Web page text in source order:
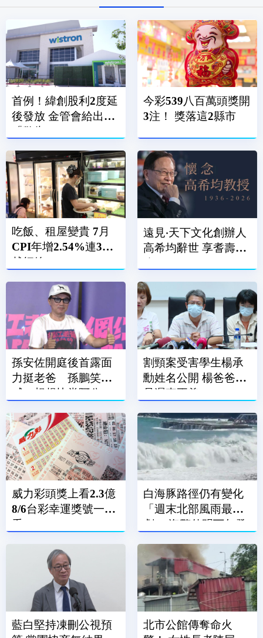
首例！緯創股利2度延
後發放 金管會給出
「警告」
今彩539八百萬頭獎開
3注！ 獎落這2縣市
吃飯、租屋變貴 7月
CPI年增2.54%連3月
越紅線
遠見‧天下文化創辦人
高希均辭世 享耆壽90
孫安佐開庭後首露面
力挺老爸 孫鵬笑
喊：想趕快當阿公
割頸案受害學生楊承
勳姓名公開 楊爸爸：
是遲來正義
威力彩頭獎上看2.3億
8/6台彩幸運獎號一次
看
白海豚路徑仍有變化
「週末北部風雨最
劇」 海警估明下午發
藍白堅持凍刪公視預
北市公館傳奪命火